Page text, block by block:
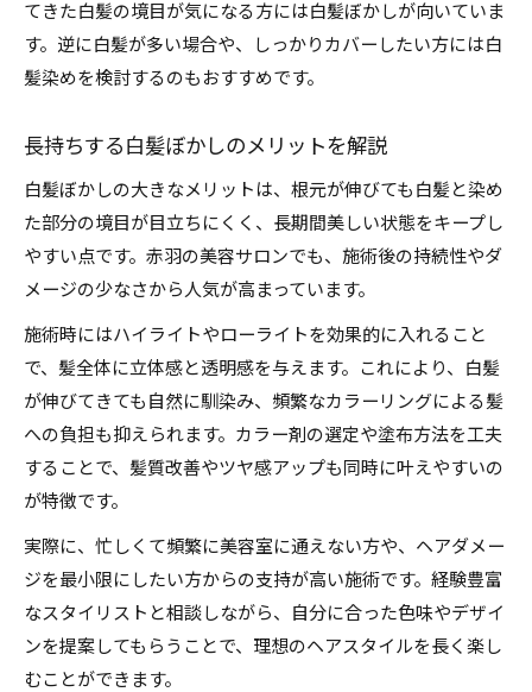
てきた白髪の境目が気になる方には白髪ぼかしが向いていま
す。逆に白髪が多い場合や、しっかりカバーしたい方には白
髪染めを検討するのもおすすめです。
長持ちする白髪ぼかしのメリットを解説
白髪ぼかしの大きなメリットは、根元が伸びても白髪と染め
た部分の境目が目立ちにくく、長期間美しい状態をキープし
やすい点です。赤羽の美容サロンでも、施術後の持続性やダ
メージの少なさから人気が高まっています。
施術時にはハイライトやローライトを効果的に入れること
で、髪全体に立体感と透明感を与えます。これにより、白髪
が伸びてきても自然に馴染み、頻繁なカラーリングによる髪
への負担も抑えられます。カラー剤の選定や塗布方法を工夫
することで、髪質改善やツヤ感アップも同時に叶えやすいの
が特徴です。
実際に、忙しくて頻繁に美容室に通えない方や、ヘアダメー
ジを最小限にしたい方からの支持が高い施術です。経験豊富
なスタイリストと相談しながら、自分に合った色味やデザイ
ンを提案してもらうことで、理想のヘアスタイルを長く楽し
むことができます。